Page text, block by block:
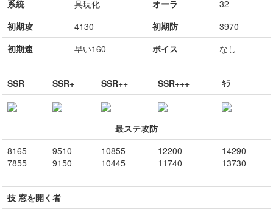
系統
具現化 オーラ
32
初期攻
4130 初期防
3970
初期速
早い160 ボイス なし
SSR SSR+ SSR++ SSR+++ ｷﾗ
最ステ攻防
8165
7855
9510
9150
10855
10445
12200
11740
14290
13730
技 窓を開く者